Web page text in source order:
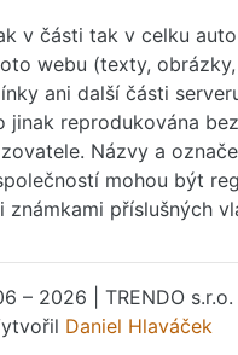
v části tak v celku
webu (texty,
ani další části
jinak reprodukována
Názvy a
mohou být
známkami příslušných
– 2026 | TRENDO s.r.o.
Daniel Hlaváček